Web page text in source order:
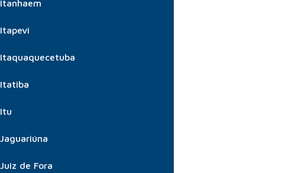
Itanhaem
Itapevi
Itaquaquecetuba
Itatiba
Itu
Jaguariúna
Juiz de Fora